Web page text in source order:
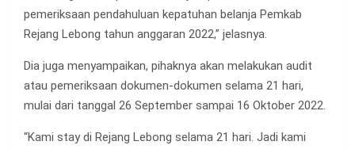
pemeriksaan pendahuluan kepatuhan belanja Pemkab
Rejang Lebong tahun anggaran 2022,” jelasnya.
Dia juga menyampaikan, pihaknya akan melakukan audit
atau pemeriksaan dokumen-dokumen selama 21 hari,
mulai dari tanggal 26 September sampai 16 Oktober 2022.
“Kami stay di Rejang Lebong selama 21 hari. Jadi kami